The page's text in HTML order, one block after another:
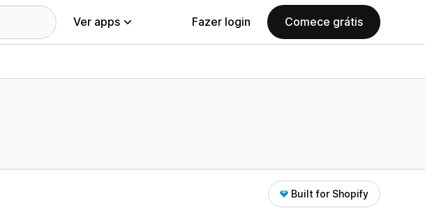
Ver apps Fazer login Comece grátis
Built for Shopify